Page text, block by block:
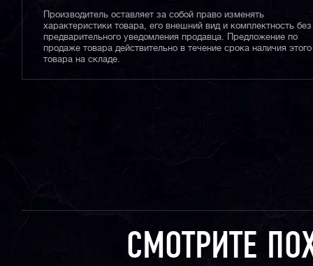
Производитель оставляет за собой право изменять
характеристики товара, его внешний вид и комплектность без
предварительного уведомления продавца. Предложение по
продаже товара действительно в течение срока наличия этого
товара на складе.
СМОТРИТЕ